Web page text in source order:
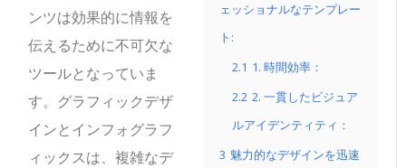
ェッショナルなテンプレー
ト:
2.1 1. 時間効率：
2.2 2. 一貫したビジュア
ルアイデンティティ：
3 魅力的なデザインを迅速
ンツは効果的に情報を
伝えるために不可欠な
ツールとなっていま
す。グラフィックデザ
インとインフォグラフ
ィックスは、複雑なデ